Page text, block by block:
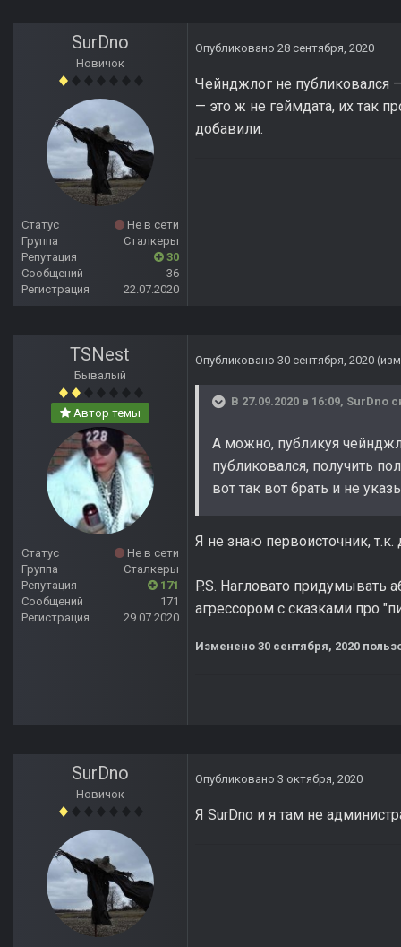
SurDno
Новичок
Статус
Не в сети
Группа
Сталкеры
Репутация
30
Сообщений
36
Регистрация
22.07.2020
Опубликовано 28 сентября, 2020
Чейнджлог не публиковался
— это ж не геймдата, их так
добавили.
TSNest
Бывалый
Автор темы
Статус
Не в сети
Группа
Сталкеры
Репутация
171
Сообщений
171
Регистрация
29.07.2020
Опубликовано 30 сентября, 2020
В 27.09.2020 в 16:09, SurDno
А можно, публикуя
публиковался, получить
вот так вот брать и не
Я не знаю первоисточник,
P.S. Нагловато придумывать
агрессором с сказками про
Изменено 30 сентября, 2020
SurDno
Новичок
Опубликовано 3 октября, 2020
Я SurDno и я там не